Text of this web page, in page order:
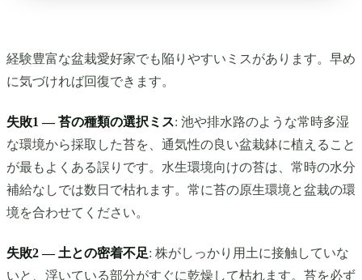
経験豊富な盆栽愛好家でも陥りやすいミスがあります。早め
に気づければ回復できます。
失敗1 — 苔の種類の選択ミス: 池や排水路のような常時多湿
な環境から採取した苔を、通気性の良い盆栽鉢に植えること
が最もよくある誤りです。水生環境向けの苔は、常時の水分
補給なしでは数日で枯れます。常に苔の原生環境と盆栽の環
境を合わせてください。
失敗2 — 土との密着不足: 株がしっかり用土に接触していな
いと、浮いている部分がすぐに乾燥して枯れます。苔を必ず